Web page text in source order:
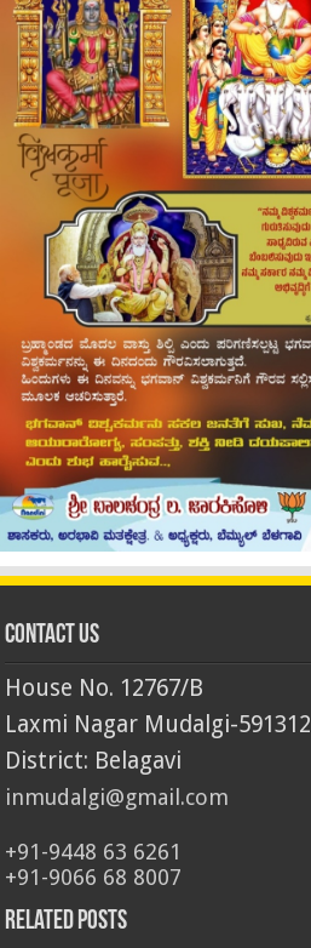
Contact Us
House No. 12767/B
Laxmi Nagar Mudalgi-591312
District: Belagavi
inmudalgi@gmail.com
+91-9448 63 6261
+91-9066 68 8007
Related Posts